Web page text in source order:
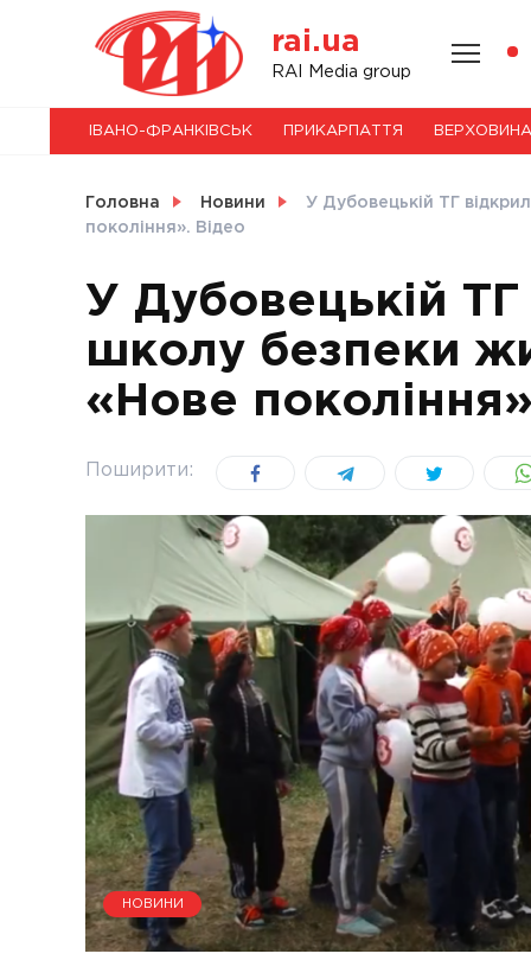
rai.ua
RAI Media group
НОВИНИ
СВІТ
УКРАЇНА
ІВАНО-ФРАНКІВСЬК ПРИКАРПАТТЯ ВЕРХОВИНА
Головна Новини
У Дубовецькій ТГ
покоління». Відео
У Дубовецькій ТГ
школу безпеки
«Нове
Поширити:
НОВИНИ